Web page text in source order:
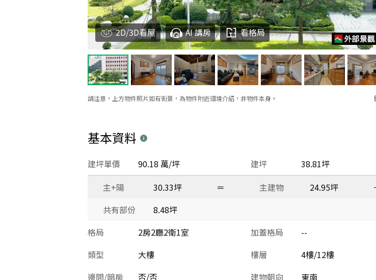
請注意，上方物件照片如有街景，為物件附近環境介紹，非物件本身。
2D/3D看屋 AI 講房 看格局
基本資料
建坪 38.81坪
建坪單價 90.18 萬/坪
主+陽
30.33坪 ＝ 主建物 24.95坪
共有部份
8.48坪
格局
2房2廳2衛1室 加蓋格局 --
類型
大樓 樓層 4樓/12樓
邊間/暗房
否/否 建物朝向 東南